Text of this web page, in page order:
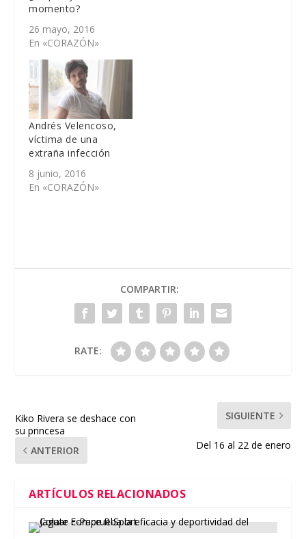
momento?
26 mayo, 2016
En «CORAZÓN»
Andrés Velencoso,
víctima de una
extraña infección
8 junio, 2016
En «CORAZÓN»
COMPARTIR:
RATE:
Kiko Rivera se deshace con
su princesa
ANTERIOR
SIGUIENTE
Del 16 al 22 de enero
ARTÍCULOS RELACIONADOS